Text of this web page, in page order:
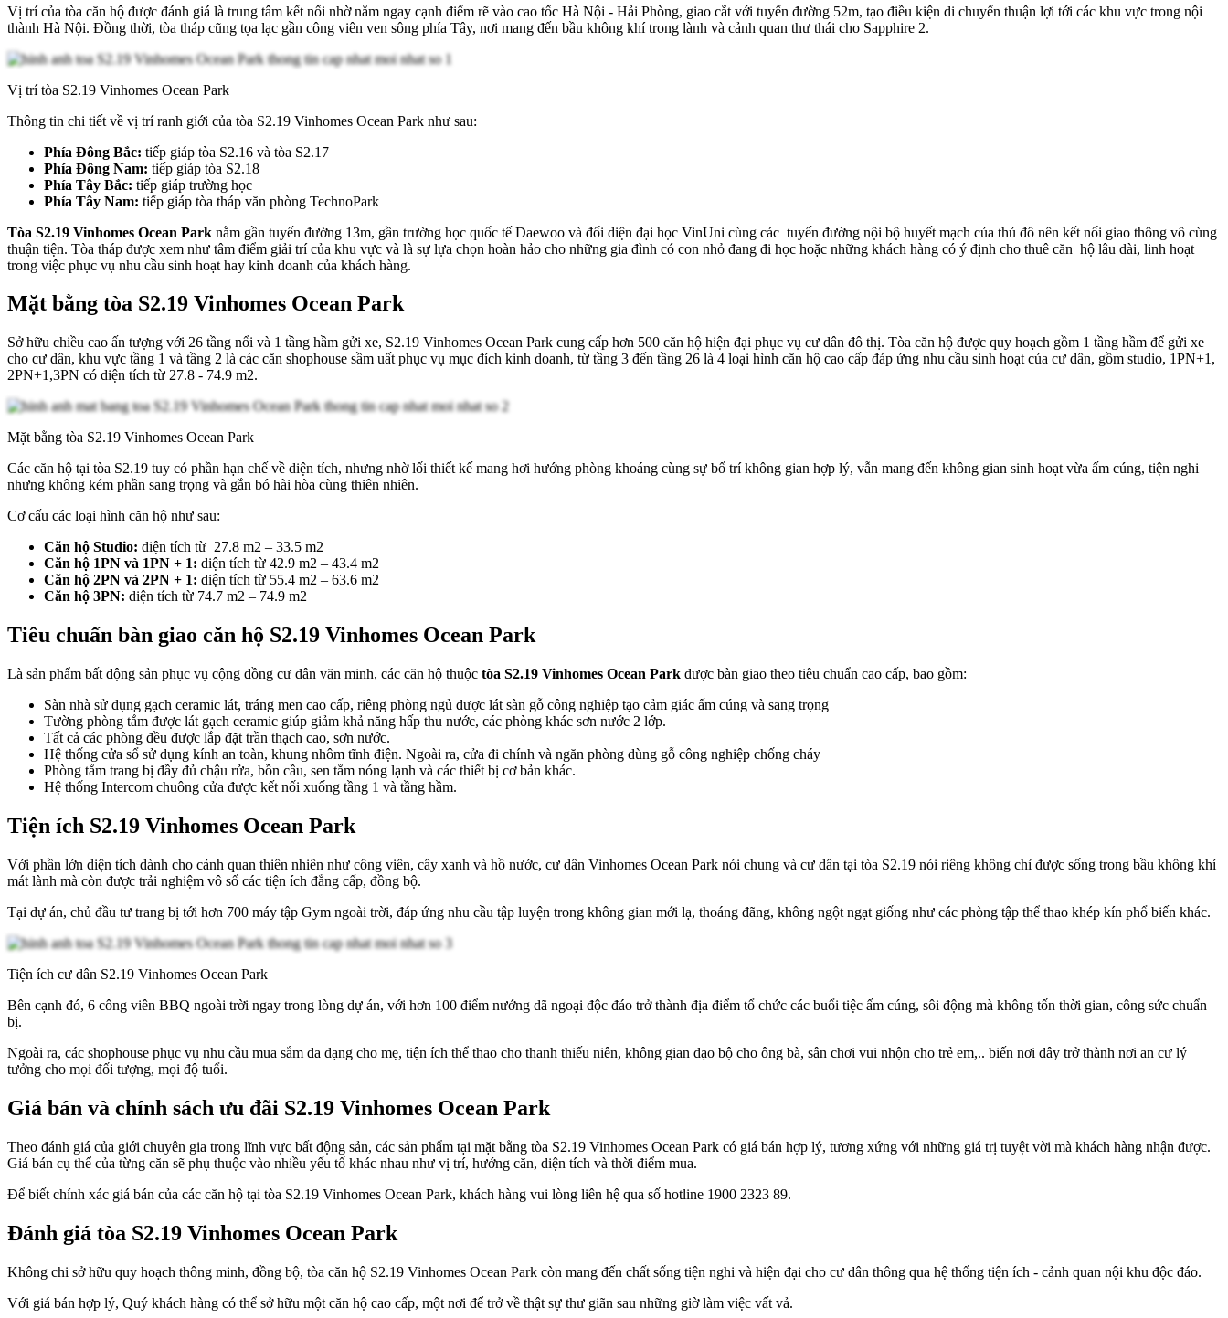
Vị trí của tòa căn hộ được đánh giá là trung tâm kết nối nhờ nằm ngay cạnh điểm rẽ vào cao tốc Hà Nội - Hải Phòng, giao cắt với tuyến đường 52m, tạo điều kiện di chuyển thuận lợi tới các khu vực trong nội
thành Hà Nội. Đồng thời, tòa tháp cũng tọa lạc gần công viên ven sông phía Tây, nơi mang đến bầu không khí trong lành và cảnh quan thư thái cho Sapphire 2.
Vị trí tòa S2.19 Vinhomes Ocean Park
Thông tin chi tiết về vị trí ranh giới của tòa S2.19 Vinhomes Ocean Park như sau:
Phía Đông Bắc: tiếp giáp tòa S2.16 và tòa S2.17
Phía Đông Nam: tiếp giáp tòa S2.18
Phía Tây Bắc: tiếp giáp trường học
Phía Tây Nam: tiếp giáp tòa tháp văn phòng TechnoPark
Tòa S2.19 Vinhomes Ocean Park nằm gần tuyến đường 13m, gần trường học quốc tế Daewoo và đối diện đại học VinUni cùng các tuyến đường nội bộ huyết mạch của thủ đô nên kết nối giao thông vô cùng
thuận tiện. Tòa tháp được xem như tâm điểm giải trí của khu vực và là sự lựa chọn hoàn hảo cho những gia đình có con nhỏ đang đi học hoặc những khách hàng có ý định cho thuê căn hộ lâu dài, linh hoạt
trong việc phục vụ nhu cầu sinh hoạt hay kinh doanh của khách hàng.
Mặt bằng tòa S2.19 Vinhomes Ocean Park
Sở hữu chiều cao ấn tượng với 26 tầng nổi và 1 tầng hầm gửi xe, S2.19 Vinhomes Ocean Park cung cấp hơn 500 căn hộ hiện đại phục vụ cư dân đô thị. Tòa căn hộ được quy hoạch gồm 1 tầng hầm để gửi xe
cho cư dân, khu vực tầng 1 và tầng 2 là các căn shophouse sầm uất phục vụ mục đích kinh doanh, từ tầng 3 đến tầng 26 là 4 loại hình căn hộ cao cấp đáp ứng nhu cầu sinh hoạt của cư dân, gồm studio, 1PN+1,
2PN+1,3PN có diện tích từ 27.8 - 74.9 m2.
Mặt bằng tòa S2.19 Vinhomes Ocean Park
Các căn hộ tại tòa S2.19 tuy có phần hạn chế về diện tích, nhưng nhờ lối thiết kế mang hơi hướng phòng khoáng cùng sự bố trí không gian hợp lý, vẫn mang đến không gian sinh hoạt vừa ấm cúng, tiện nghi
nhưng không kém phần sang trọng và gắn bó hài hòa cùng thiên nhiên.
Cơ cấu các loại hình căn hộ như sau:
Căn hộ Studio: diện tích từ 27.8 m2 – 33.5 m2
Căn hộ 1PN và 1PN + 1: diện tích từ 42.9 m2 – 43.4 m2
Căn hộ 2PN và 2PN + 1: diện tích từ 55.4 m2 – 63.6 m2
Căn hộ 3PN: diện tích từ 74.7 m2 – 74.9 m2
Tiêu chuẩn bàn giao căn hộ S2.19 Vinhomes Ocean Park
Là sản phẩm bất động sản phục vụ cộng đồng cư dân văn minh, các căn hộ thuộc tòa S2.19 Vinhomes Ocean Park được bàn giao theo tiêu chuẩn cao cấp, bao gồm:
Sàn nhà sử dụng gạch ceramic lát, tráng men cao cấp, riêng phòng ngủ được lát sàn gỗ công nghiệp tạo cảm giác ấm cúng và sang trọng
Tường phòng tắm được lát gạch ceramic giúp giảm khả năng hấp thu nước, các phòng khác sơn nước 2 lớp.
Tất cả các phòng đều được lắp đặt trần thạch cao, sơn nước.
Hệ thống cửa sổ sử dụng kính an toàn, khung nhôm tĩnh điện. Ngoài ra, cửa đi chính và ngăn phòng dùng gỗ công nghiệp chống cháy
Phòng tắm trang bị đầy đủ chậu rửa, bồn cầu, sen tắm nóng lạnh và các thiết bị cơ bản khác.
Hệ thống Intercom chuông cửa được kết nối xuống tầng 1 và tầng hầm.
Tiện ích S2.19 Vinhomes Ocean Park
Với phần lớn diện tích dành cho cảnh quan thiên nhiên như công viên, cây xanh và hồ nước, cư dân Vinhomes Ocean Park nói chung và cư dân tại tòa S2.19 nói riêng không chỉ được sống trong bầu không khí
mát lành mà còn được trải nghiệm vô số các tiện ích đẳng cấp, đồng bộ.
Tại dự án, chủ đầu tư trang bị tới hơn 700 máy tập Gym ngoài trời, đáp ứng nhu cầu tập luyện trong không gian mới lạ, thoáng đãng, không ngột ngạt giống như các phòng tập thể thao khép kín phổ biến khác.
Tiện ích cư dân S2.19 Vinhomes Ocean Park
Bên cạnh đó, 6 công viên BBQ ngoài trời ngay trong lòng dự án, với hơn 100 điểm nướng dã ngoại độc đáo trở thành địa điểm tổ chức các buổi tiệc ấm cúng, sôi động mà không tốn thời gian, công sức chuẩn
bị.
Ngoài ra, các shophouse phục vụ nhu cầu mua sắm đa dạng cho mẹ, tiện ích thể thao cho thanh thiếu niên, không gian dạo bộ cho ông bà, sân chơi vui nhộn cho trẻ em,.. biến nơi đây trở thành nơi an cư lý
tưởng cho mọi đối tượng, mọi độ tuổi.
Giá bán và chính sách ưu đãi S2.19 Vinhomes Ocean Park
Theo đánh giá của giới chuyên gia trong lĩnh vực bất động sản, các sản phẩm tại mặt bằng tòa S2.19 Vinhomes Ocean Park có giá bán hợp lý, tương xứng với những giá trị tuyệt vời mà khách hàng nhận được.
Giá bán cụ thể của từng căn sẽ phụ thuộc vào nhiều yếu tố khác nhau như vị trí, hướng căn, diện tích và thời điểm mua.
Để biết chính xác giá bán của các căn hộ tại tòa S2.19 Vinhomes Ocean Park, khách hàng vui lòng liên hệ qua số hotline 1900 2323 89.
Đánh giá tòa S2.19 Vinhomes Ocean Park
Không chi sở hữu quy hoạch thông minh, đồng bộ, tòa căn hộ S2.19 Vinhomes Ocean Park còn mang đến chất sống tiện nghi và hiện đại cho cư dân thông qua hệ thống tiện ích - cảnh quan nội khu độc đáo.
Với giá bán hợp lý, Quý khách hàng có thể sở hữu một căn hộ cao cấp, một nơi để trở về thật sự thư giãn sau những giờ làm việc vất vả.